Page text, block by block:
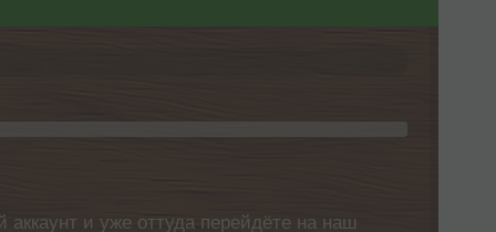
и уже оттуда перейдёте на наш